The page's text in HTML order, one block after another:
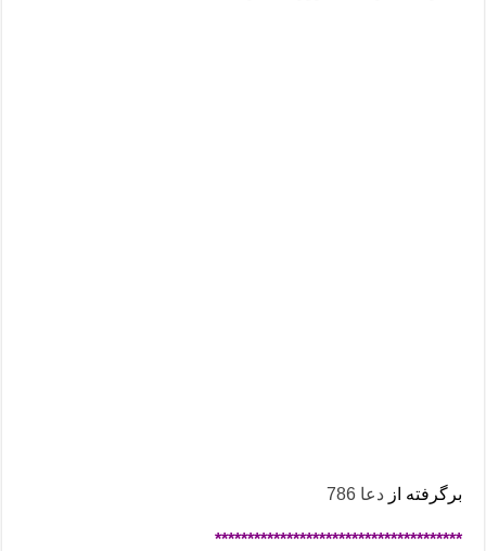
برگرفته ازدعا 786
**************************************